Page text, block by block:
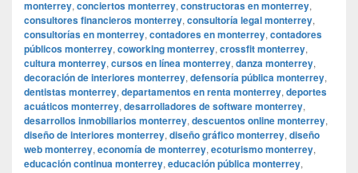
monterrey, conciertos monterrey, constructoras en monterrey,
consultores financieros monterrey, consultoría legal monterrey,
consultorías en monterrey, contadores en monterrey, contadores
públicos monterrey, coworking monterrey, crossfit monterrey,
cultura monterrey, cursos en línea monterrey, danza monterrey,
decoración de interiores monterrey, defensoría pública monterrey,
dentistas monterrey, departamentos en renta monterrey, deportes
acuáticos monterrey, desarrolladores de software monterrey,
desarrollos inmobiliarios monterrey, descuentos online monterrey,
diseño de interiores monterrey, diseño gráfico monterrey, diseño
web monterrey, economía de monterrey, ecoturismo monterrey,
educación continua monterrey, educación pública monterrey,